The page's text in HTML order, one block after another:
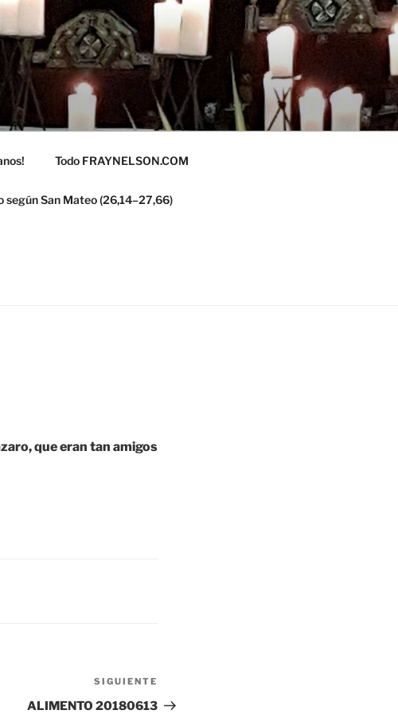
Todo FRAYNELSON.COM
según San Mateo (26,14–27,66)
que eran tan amigos
entrada
SIGUIENTE
ALIMENTO 20180613